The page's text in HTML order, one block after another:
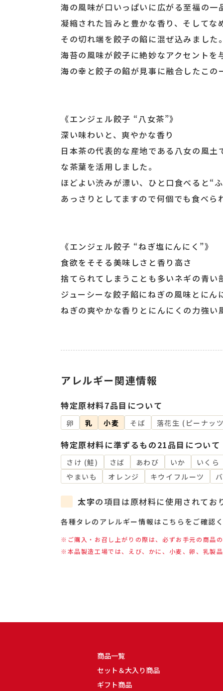
海の風味が口いっぱいに広がる至福の一
凝縮された旨みと豊かな香り、そしてな
その切れ端を餃子の餡に混ぜ込みました。
海苔の風味が餃子に絶妙なアクセントを
海の幸と餃子の餡が見事に融合したこの
《エンジェル餃子 “八女茶”》
深い味わいと、爽やかな香り
日本茶の代表的な産地である八女の風
な茶葉を活用しました。
ほどよい渋みが漂い、ひと口食べると“
あっさりとしてますので何個でも食べら
《エンジェル餃子 “ねぎ塩にんにく”》
食欲をそそる美味しさと香り高さ
捨てられてしまうことも多いネギの青い
ジューシーな餃子餡にねぎの風味とにん
ねぎの爽やかな香りとにんにくの力強い
アレルギー関連情報
特定原材料7品目について
卵 乳 小麦 そば 落花生 (ピーナッ
特定原材料に準ずるもの21品目について
さけ (鮭) さば あわび いか いくら
やまいも
オレンジ キウイフルーツ
太字の項目は原材料に使用されてお
各種タレのアレルギー情報はこちらをご確認く
※ご購入・お召し上がりの際は、必ずお手元の商品の
※本品製造工場では、えび、かに、小麦、卵、乳製
商品一覧
セット＆大入り商品
ギフト商品